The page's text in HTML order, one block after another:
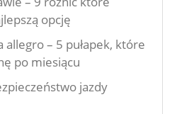
opcję
allegro – 5 pułapek, które
po miesiącu
jazdy